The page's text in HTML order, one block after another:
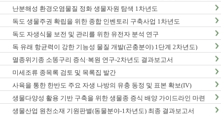
석 연구(3차년도)
난분해성 환경오염물질 정화 생물자원 탐색 1차년도
독도 생물주권 확립을 위한 종합 인벤토리 구축사업 1차년도
독도 자생식물 보전 및 관리를 위한 유전자 분석 연구
독 유래 항균력이 강한 기능성 물질 개발(곤충분야) 1단계 2차년도)
멸종위기종 소똥구리 증식·복원 연구-2차년도 결과보고서
미세조류 종목록 검토 및 목록집 발간
사육을 통한 한반도 주요 자생 나방의 유충 동정 및 표본 확보(IV)
생물다양성 활용 기반 구축을 위한 생물종 증식 배양 가이드라인 마련
연구(2차년도)
생물산업 원천소재 기원판별(동물분야-1차년도) 최종 결과보고서